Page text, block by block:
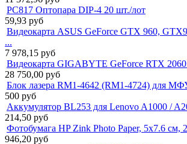
PC817 Оптопара DIP-4 20 шт./лот
59,93 руб
Видеокарта ASUS GeForce GTX 960,
...
7 978,15 руб
Видеокарта GIGABYTE GeForce RTX
28 750,00 руб
Блок лазера RM1-4642 (RM1-4724) для
500 руб
Аккумулятор BL253 для Lenovo A1000 /
214,50 руб
Фотобумага HP Zink Photo Paper, 5x7.6 см,
946,20 руб